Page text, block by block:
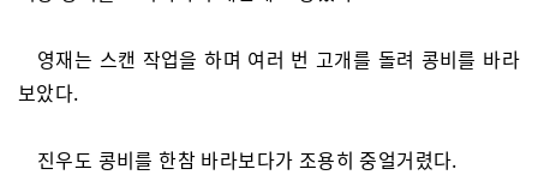
영재는 스캔 작업을 하며 여러 번 고개를 돌려 콩비를 바라
보았다.
진우도 콩비를 한참 바라보다가 조용히 중얼거렸다.